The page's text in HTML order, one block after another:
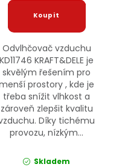
Odvlhčovač vzduchu
KD11746 KRAFT&DELE je
skvělým řešením pro
prostory , kde je
třeba snížit vlhkost a
zároveň zlepšit kvalitu
Díky tichému
provozu, nízkým...
Skladem